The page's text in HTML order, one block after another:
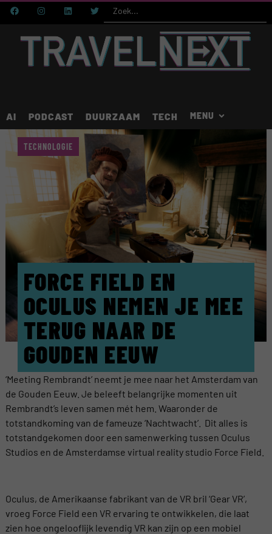
AI PODCAST DUURZAAM TECH
FORCE FIELD EN
OCULUS NEMEN JE MEE
TERUG NAAR DE
GOUDEN EEUW
TECHNOLOGIE
‘Meeting Rembrandt’ neemt je mee naar het Amsterdam van
de Gouden Eeuw. Je beleeft belangrijke momenten uit
Rembrandt’s leven samen mét hem. Waaronder de
totstandkoming van de fameuze ‘Nachtwacht’. Dit alles is
totstandgekomen door een samenwerking tussen Oculus
Studios en de Amsterdamse virtual reality studio Force Field.
Oculus, de Amerikaanse fabrikant van de VR bril ‘Gear VR’,
vroeg Force Field een VR ervaring te ontwikkelen, die laat
zien hoe ongelooflijk levendig VR kan zijn op een mobiel